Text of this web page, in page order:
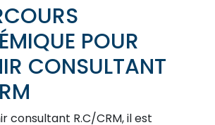
POUR
CONSULTANT
consultant R.C/CRM, il est